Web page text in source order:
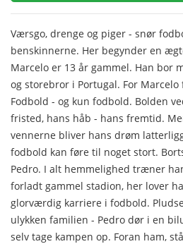
Værsgo, drenge og piger - snør
benskinnerne. Her begynder en
Marcelo er 13 år gammel. Han bor
og storebror i Portugal. For
Fodbold - og kun fodbold. Bolden
fristed, hans håb - hans fremtid.
vennerne bliver hans drøm
fodbold kan føre til noget stort.
Pedro. I alt hemmelighed træner
forladt gammel stadion, her lover
glorværdig karriere i fodbold.
ulykken familien - Pedro dør i en
selv tage kampen op. Foran ham,